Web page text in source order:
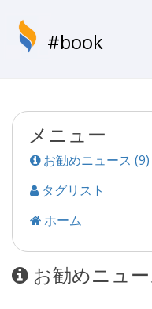
#book
メニュー
お勧めニュース (9)
タグリスト
ホーム
お勧めニュ